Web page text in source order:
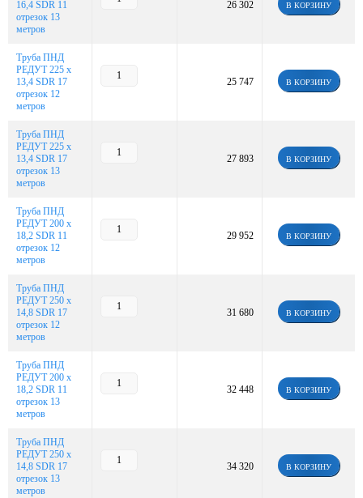
16,4 SDR 11
отрезок 13
метров
26 302 В КОРЗИНУ
Труба ПНД
РЕДУТ 225 х
13,4 SDR 17
отрезок 12
метров
25 747 В КОРЗИНУ
Труба ПНД
РЕДУТ 225 х
13,4 SDR 17
отрезок 13
метров
27 893 В КОРЗИНУ
Труба ПНД
РЕДУТ 200 х
18,2 SDR 11
отрезок 12
метров
29 952 В КОРЗИНУ
Труба ПНД
РЕДУТ 250 х
14,8 SDR 17
отрезок 12
метров
31 680 В КОРЗИНУ
Труба ПНД
РЕДУТ 200 х
18,2 SDR 11
отрезок 13
метров
32 448 В КОРЗИНУ
Труба ПНД
РЕДУТ 250 х
14,8 SDR 17
отрезок 13
метров
34 320 В КОРЗИНУ